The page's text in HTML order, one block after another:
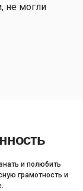
не могли
и полюбить
грамотность и